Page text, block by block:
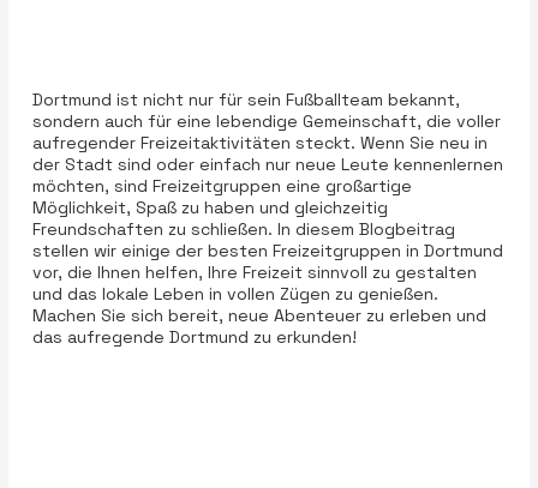
Dortmund ist nicht nur für sein Fußballteam bekannt,
sondern auch für eine lebendige Gemeinschaft, die voller
aufregender Freizeitaktivitäten steckt. Wenn Sie neu in
der Stadt sind oder einfach nur neue Leute kennenlernen
möchten, sind Freizeitgruppen eine großartige
Möglichkeit, Spaß zu haben und gleichzeitig
Freundschaften zu schließen. In diesem Blogbeitrag
stellen wir einige der besten Freizeitgruppen in Dortmund
vor, die Ihnen helfen, Ihre Freizeit sinnvoll zu gestalten
und das lokale Leben in vollen Zügen zu genießen.
Machen Sie sich bereit, neue Abenteuer zu erleben und
das aufregende Dortmund zu erkunden!